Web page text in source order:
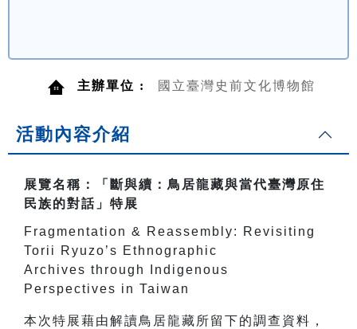
主辦單位 : 國立臺灣史前文化博物館
活動內容介紹
展覽名稱：「斷與續：鳥居龍藏與當代臺灣原住
民族的對話」特展
Fragmentation & Reassembly: Revisiting
Torii Ryuzo’s Ethnographic
Archives through Indigenous
Perspectives in Taiwan
本次特展藉由解讀鳥居龍藏所留下的調查資料，